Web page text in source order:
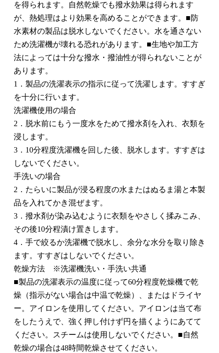
を得られます。自然乾燥でも撥水効果は得られます
が、熱処理はより効果を高めることができます。■防
水素材の製品は脱水しないでください。水を通さない
ため洗濯機が壊れる恐れがあります。■生地や加工方
法によっては十分な撥水・撥油性が得られないことが
あります。
1．製品の洗濯表示の指示に従って洗濯します。すすぎ
を十分に行います。
洗濯機使用の場合
2．脱水前にもう一度水をためて撥水剤を入れ、衣類を
浸します。
3．10分程度洗濯機を回した後、脱水します。すすぎは
しないでください。
手洗いの場合
2．たらいに製品が浸る程度の水またはぬるま湯と本製
品を入れてかき混ぜます。
3．撥水剤が染み込むように衣類をやさしく揉みこみ、
その後10分程漬け置きします。
4．手で絞るか洗濯機で脱水し、余分な水分を取り除き
ます。すすぎはしないでください。
乾燥方法 ※洗濯機洗い・手洗い共通
■製品の洗濯表示の温度に従って60分程度乾燥機で乾
燥（指示がない場合は中温で乾燥）、またはドライヤ
ー。アイロンを使用してください。アイロンは当て布
をしたうえで、強く押し付けず円を描くようにあてて
ください。スチームは使用しないでください。■自然
乾燥の場合は48時間乾燥させてください。